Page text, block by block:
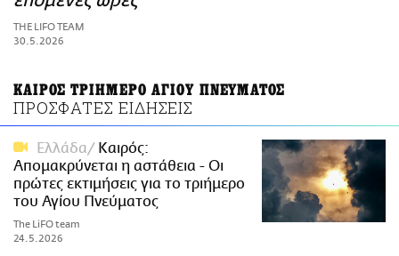
ΑΜΠΑ
PRINT
THE LIFO TEAM
30.5.2026
ΚΑΙΡΟΣ ΤΡΙΗΜΕΡΟ ΑΓΙΟΥ ΠΝΕΥΜΑΤΟΣ
ΠΡΟΣΦΑΤΕΣ ΕΙΔΗΣΕΙΣ
Ελλάδα
Καιρός:
Απομακρύνεται η αστάθεια - Οι
πρώτες εκτιμήσεις για το τριήμερο
του Αγίου Πνεύματος
The LiFO team
24.5.2026